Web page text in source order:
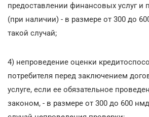
предоставлении финансовых услуг и
(при наличии) - в размере от 300 до
такой случай;
4) непроведение оценки
потребителя перед заключением
услуге, если ее обязательное
законом, - в размере от 300 до 600